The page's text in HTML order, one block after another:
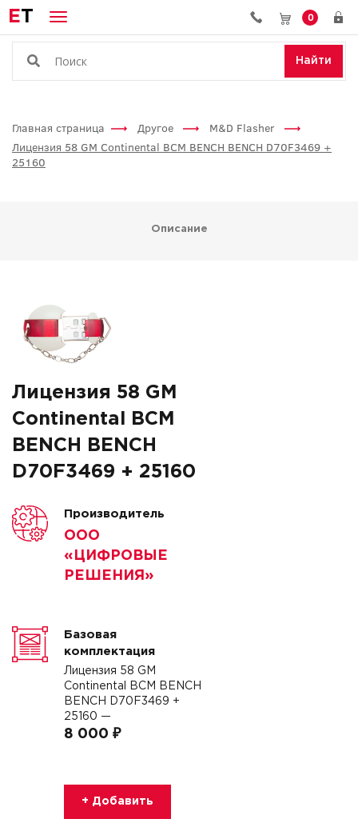
ET 0
Найти
Главная страница Другое
M&D Flasher
Лицензия 58 GM Continental BCM BENCH BENCH D70F3469 +
25160
Описание
Лицензия 58 GM
Continental BCM
BENCH BENCH
D70F3469 + 25160
Производитель
ООО
«ЦИФРОВЫЕ
РЕШЕНИЯ»
Базовая
комплектация
Лицензия 58 GM
Continental BCM BENCH
BENCH D70F3469 +
25160 —
8 000 ₽
+ Добавить